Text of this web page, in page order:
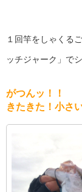
１回竿をしゃくる
ッチジャーク」で
がつんッ！！
きたきた！小さ